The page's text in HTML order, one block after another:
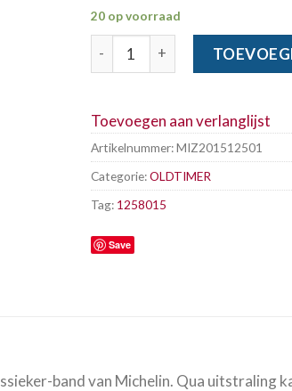
20 op voorraad
MICHELIN 125-80 x 15 68S X
Toevoegen aan verlanglijst
Artikelnummer:MIZ201512501
Categorie:OLDTIMER
Tag: 1258015
Save
band van Michelin. Qua uitstraling